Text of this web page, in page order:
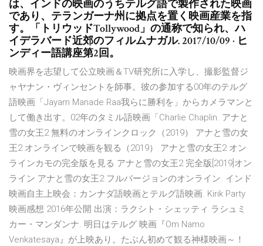
は、インドの映画のうちテルグ語で製作された映画
であり、テランガーナ州に拠点を置く映画産業を指
す。「トリウッドTollywood」の通称で知られ、ハ
イデラバード近郊のフィルムナガル. 2017/10/09 · ヒ
ンディー語講座第2回。
映画界を志望して公立映画＆TV研究所に入学し、撮影監督ジ
ャヤナン・ヴィンセントを師事。彼の参加する00年のテルグ
語映画「Jayam Manade Raa我らに勝利を」からカメラマンと
して働き出す。02年のタミル語映画「Charlie Chaplin. アナと
雪の女王2 無料のオンラインクロック（2019） アナと雪の女
王2 オンラインで映画を観る（2019） アナと雪の女王2 オン
ラインカモの完全版を見る アナと雪の女王2 完全版[2019]オン
ライン アナと雪の女王2 フルバージョンのオンライン. インド
映画自主上映会：カンナダ語映画とテルグ語映画. Kirik Party
映画感想 2016年公開 出演：ラクシト・シェッティ ラシュミ
カー・マンダンナ. 明日はテルグ 映画『Om Namo
Venkatesaya』が上映あり。たぶん初めて観る神様映画～！